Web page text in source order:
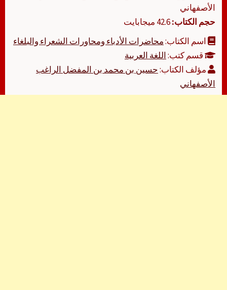
الأصفهاني
حجم الكتاب:
اسم الكتاب:محاضرات الأدباء ومحاورات الشعراء والبلغاء
قسم كتب:اللغة العربية
مؤلف الكتاب:حسين بن محمد بن المفضل الراغب
الأصفهاني